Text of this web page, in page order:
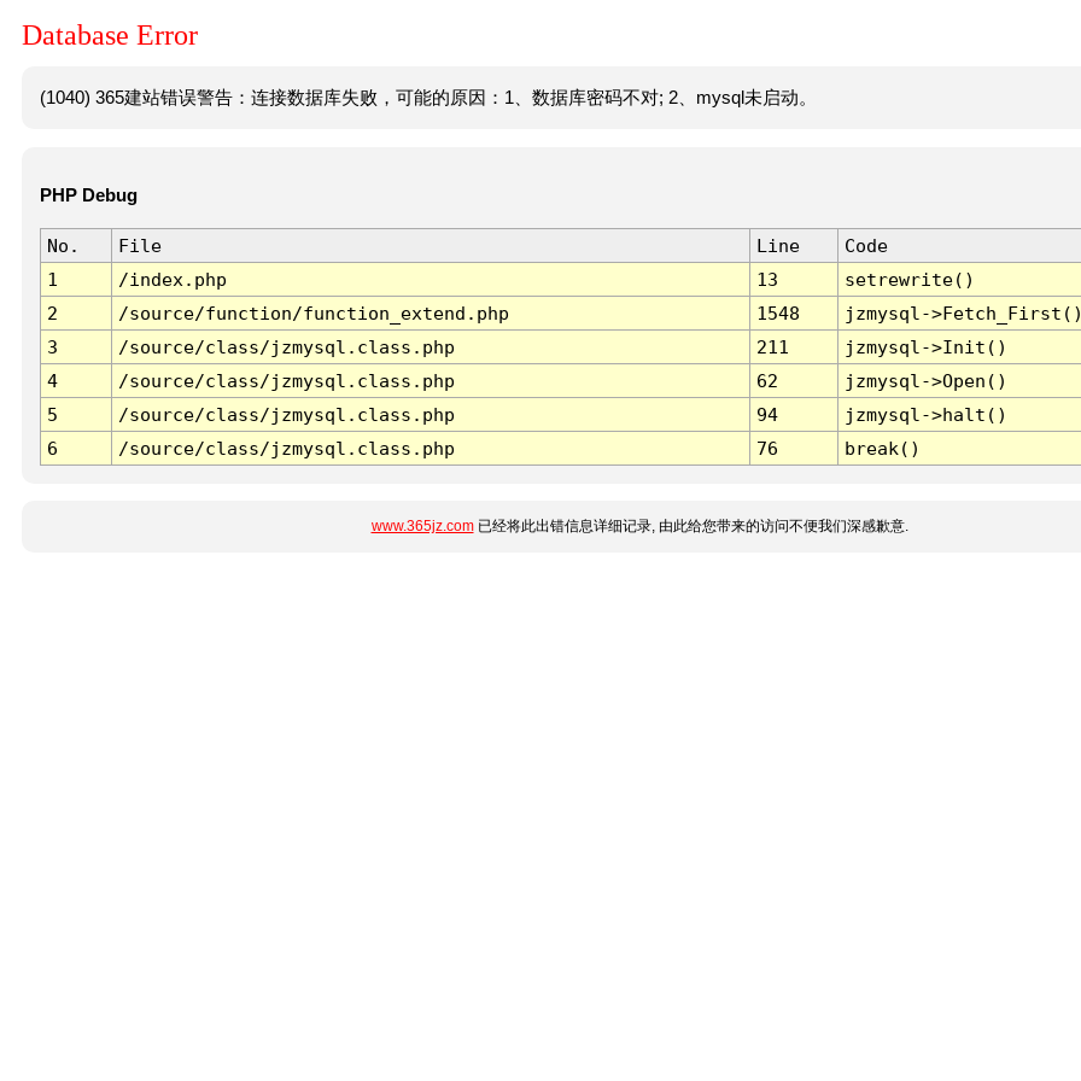
Database Error
(1040) 365建站错误警告：连接数据库失败，可能的原因：1、数据库密码不对; 2、mysql未启动。
PHP Debug
No. File Line
Code
1
/index.php 13
setrewrite()
2
/source/function/function_extend.php 1548
jzmysql-
3
/source/class/jzmysql.class.php 211
jzmysql->Init()
4
/source/class/jzmysql.class.php 62
jzmysql->Open()
5
/source/class/jzmysql.class.php 94
jzmysql->halt()
6
/source/class/jzmysql.class.php 76 break()
www.365jz.com已经将此出错信息详细记录, 由此给您带来的访问不便我们深感歉意.